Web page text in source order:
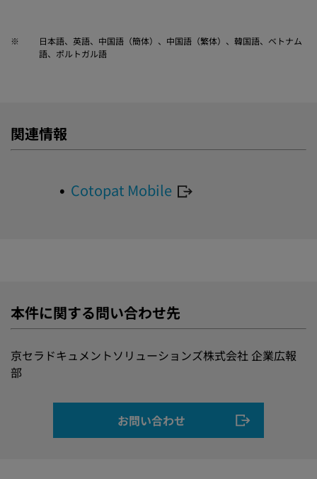
※
日本語、英語、中国語（簡体）、中国語（繁体）、韓国語、ベトナム
語、ポルトガル語
関連情報
Cotopat Mobile
本件に関する問い合わせ先
京セラドキュメントソリューションズ株式会社 企業広報
部
お問い合わせ